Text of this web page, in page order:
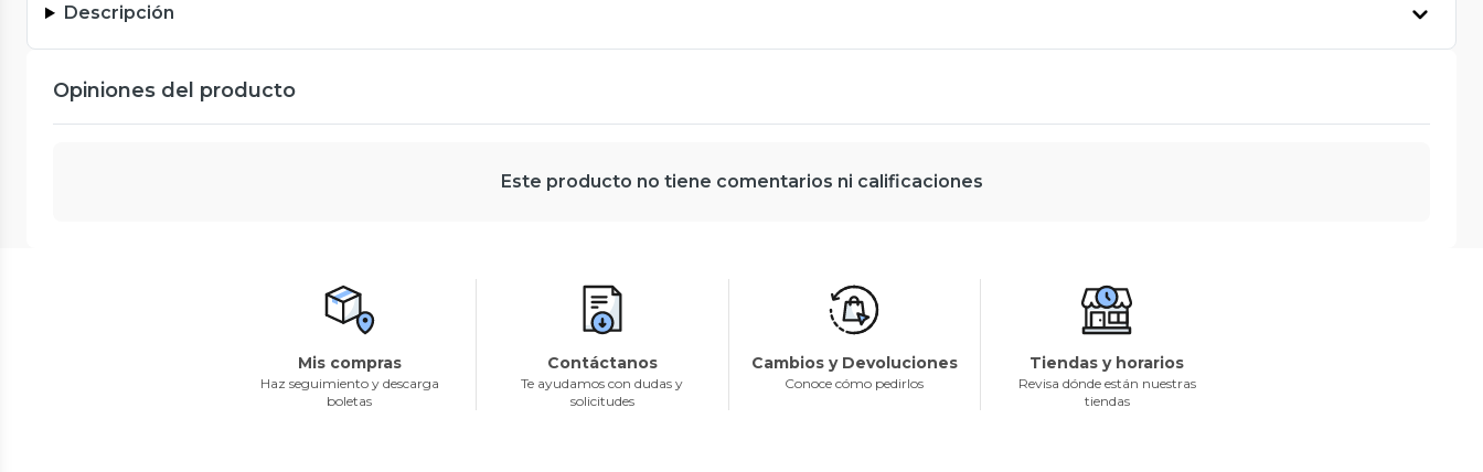
Descripción
Opiniones del producto
Este producto no tiene comentarios ni calificaciones
Mis compras
Haz seguimiento y descarga
boletas
Contáctanos
Te ayudamos con dudas y
solicitudes
Cambios y Devoluciones
Conoce cómo pedirlos
Tiendas y horarios
Revisa dónde están nuestras
tiendas